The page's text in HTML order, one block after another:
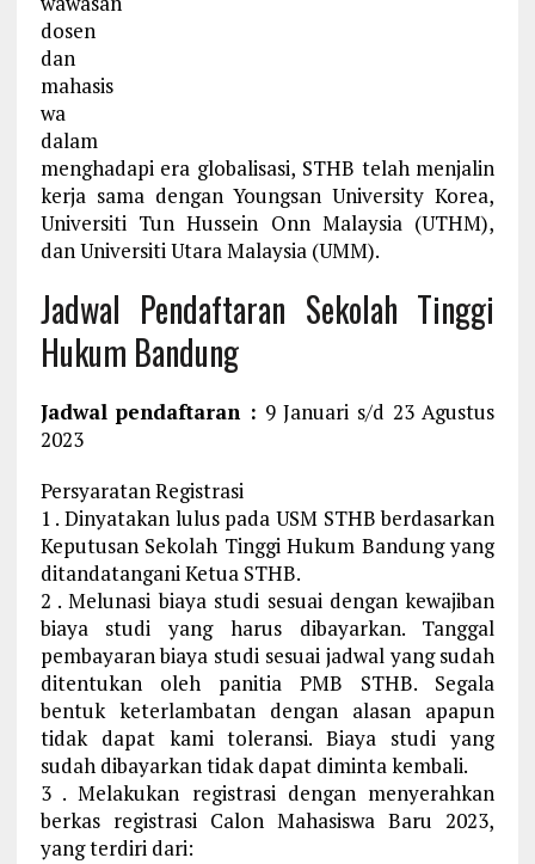
dosen
dan
mahasis
wa
dalam
menghadapi era globalisasi, STHB telah menjalin
kerja sama dengan Youngsan University Korea,
Universiti Tun Hussein Onn Malaysia (UTHM),
dan Universiti Utara Malaysia (UMM).
Jadwal Pendaftaran Sekolah Tinggi
Hukum Bandung
Jadwal pendaftaran : 9 Januari s/d 23 Agustus
2023
Persyaratan Registrasi
1 . Dinyatakan lulus pada USM STHB berdasarkan
Keputusan Sekolah Tinggi Hukum Bandung yang
ditandatangani Ketua STHB.
2 . Melunasi biaya studi sesuai dengan kewajiban
biaya studi yang harus dibayarkan. Tanggal
pembayaran biaya studi sesuai jadwal yang sudah
ditentukan oleh panitia PMB STHB. Segala
bentuk keterlambatan dengan alasan apapun
tidak dapat kami toleransi. Biaya studi yang
sudah dibayarkan tidak dapat diminta kembali.
3 . Melakukan registrasi dengan menyerahkan
berkas registrasi Calon Mahasiswa Baru 2023,
yang terdiri dari: